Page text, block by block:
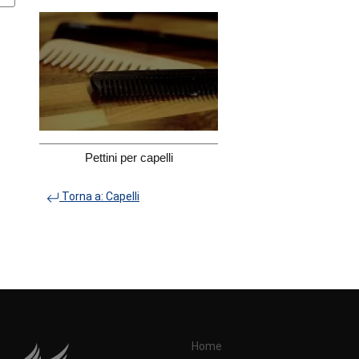
Pettini per capelli
Torna a: Capelli
Home